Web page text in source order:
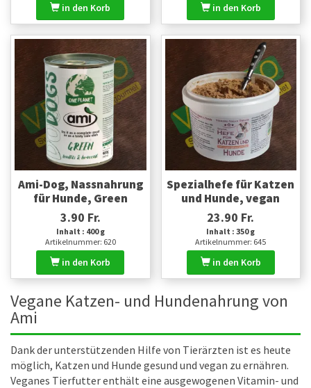
in den Korb in den Korb
Ami-Dog, Nassnahrung
für Hunde, Green
3.90 Fr.
Inhalt : 400 g
Artikelnummer: 620
in den Korb
Spezialhefe für Katzen
und Hunde, vegan
23.90 Fr.
Inhalt : 350 g
Artikelnummer: 645
in den Korb
Vegane Katzen- und Hundenahrung von
Ami
Dank der unterstützenden Hilfe von Tierärzten ist es heute
möglich, Katzen und Hunde gesund und vegan zu ernähren.
Veganes Tierfutter enthält eine ausgewogenen Vitamin- und